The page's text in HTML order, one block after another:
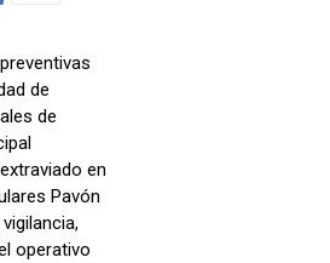
de
de
en
Pavón
operativo